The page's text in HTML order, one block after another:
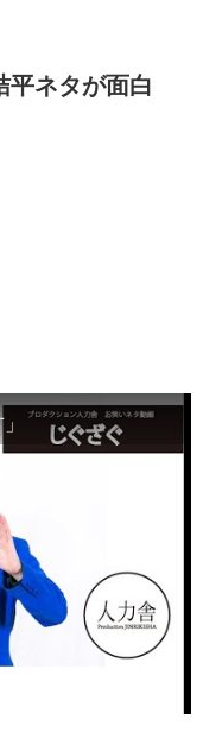
平ネタが面白